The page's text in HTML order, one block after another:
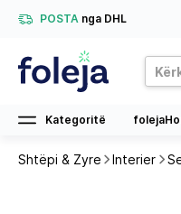
POSTA nga DHL
Kategoritë
Shtëpi & Zyre Interier